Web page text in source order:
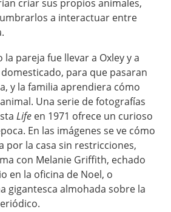
criar sus propios animales,
a interactuar entre
pareja fue llevar a Oxley y a
para que pasaran
y la familia aprendiera cómo
Una serie de fotografías
Lifeen 1971 ofrece un curioso
En las imágenes se ve cómo
por la casa sin restricciones,
con Melanie Griffith, echado
en la oficina de Noel, o
gigantesca almohada sobre la